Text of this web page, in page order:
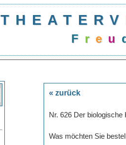
Freu
« zurück
Nr. 626 Der biologische
Was möchten Sie